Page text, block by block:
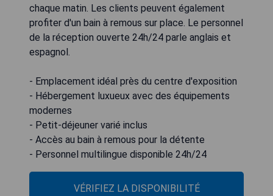
chaque matin. Les clients peuvent également
profiter d'un bain à remous sur place. Le personnel
de la réception ouverte 24h/24 parle anglais et
espagnol.
- Emplacement idéal près du centre d'exposition
- Hébergement luxueux avec des équipements
modernes
- Petit-déjeuner varié inclus
- Accès au bain à remous pour la détente
- Personnel multilingue disponible 24h/24
VÉRIFIEZ LA DISPONIBILITÉ